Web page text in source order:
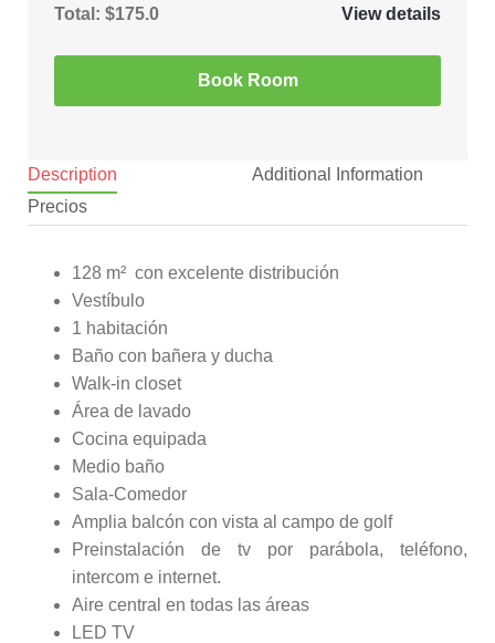
Description
Additional Information
Precios
128 m² con excelente distribución
Vestíbulo
1 habitación
Baño con bañera y ducha
Walk-in closet
Área de lavado
Cocina equipada
Medio baño
Sala-Comedor
Amplia balcón con vista al campo de golf
Preinstalación de tv por parábola, teléfono,
intercom e internet.
Aire central en todas las áreas
LED TV
Total: $175.0 View details
Book Room